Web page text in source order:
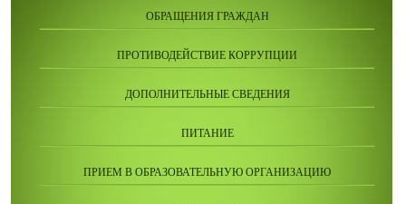
ОБРАЩЕНИЯ ГРАЖДАН
ПРОТИВОДЕЙСТВИЕ КОРРУПЦИИ
ДОПОЛНИТЕЛЬНЫЕ СВЕДЕНИЯ
ПИТАНИЕ
ПРИЕМ В ОБРАЗОВАТЕЛЬНУЮ ОРГАНИЗАЦИЮ